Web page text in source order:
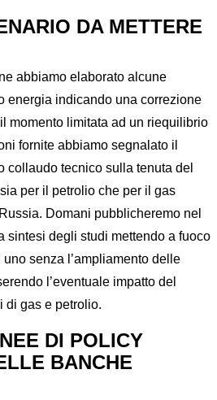
DA METTERE
abbiamo elaborato alcune
energia indicando una correzione
momento limitata ad un riequilibrio
fornite abbiamo segnalato il
collaudo tecnico sulla tenuta del
per il petrolio che per il gas
Domani pubblicheremo nel
sintesi degli studi mettendo a fuoco
senza l’ampliamento delle
l’eventuale impatto del
di gas e petrolio.
DI POLICY
BANCHE